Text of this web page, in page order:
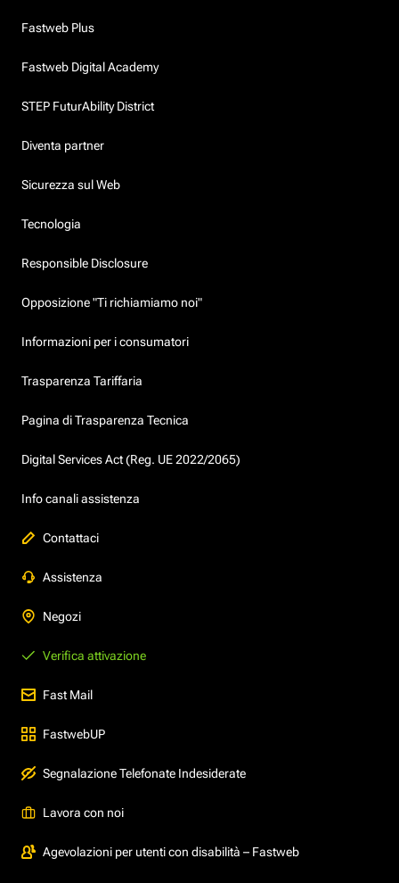
Fastweb Plus
Fastweb Digital Academy
STEP FuturAbility District
Diventa partner
Sicurezza sul Web
Tecnologia
Responsible Disclosure
Opposizione "Ti richiamiamo noi"
Informazioni per i consumatori
Trasparenza Tariffaria
Pagina di Trasparenza Tecnica
Digital Services Act (Reg. UE 2022/2065)
Info canali assistenza
Contattaci
Assistenza
Negozi
Verifica attivazione
Fast Mail
FastwebUP
Segnalazione Telefonate Indesiderate
Lavora con noi
Agevolazioni per utenti con disabilità – Fastweb